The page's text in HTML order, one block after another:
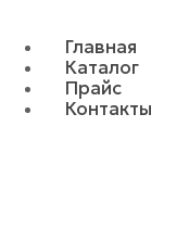
Главная
Каталог
Прайс
Контакты